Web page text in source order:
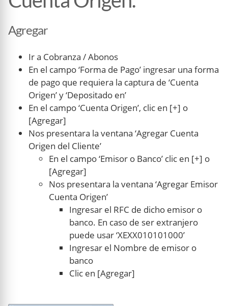
Agregar
Ir a Cobranza / Abonos
En el campo ‘Forma de Pago’ ingresar una forma
de pago que requiera la captura de ‘Cuenta
Origen’ y ‘Depositado en’
En el campo ‘Cuenta Origen’, clic en [+] o
[Agregar]
Nos presentara la ventana ‘Agregar Cuenta
Origen del Cliente’
En el campo ‘Emisor o Banco’ clic en [+] o
[Agregar]
Nos presentara la ventana ‘Agregar Emisor
Cuenta Origen’
Ingresar el RFC de dicho emisor o
banco. En caso de ser extranjero
puede usar ‘XEXX010101000’
Ingresar el Nombre de emisor o
banco
Clic en [Agregar]